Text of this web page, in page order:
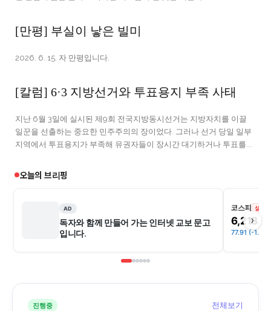
[만평] 부실이 낳은 빌미
2026. 6. 15. 자 만평입니다.
[칼럼] 6·3 지방선거와 투표용지 부족 사태
지난 6월 3일에 실시된 제9회 전국지방동시선거는 지방자치를 이끌
일꾼을 선출하는 중요한 민주주의의 장이었다. 그러나 선거 당일 일부
지역에서 투표용지가 부족해 유권자들이 장시간 대기하거나 투표를...
오늘의 브리핑
AD
독자와 함께 만들어 가는 인터넷 교보 문고
입니다.
코스피 실시간
77.91 (-
›
진행중 전체보기